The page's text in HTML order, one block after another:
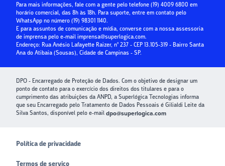
Crédito para Condomínios
Paybox
Para mais informações, fale com a gente pelo telefone (19) 4009 6800 em
horário comercial, das 8h às 18h. Para suporte, entre em contato pelo
WhatsApp no número (19) 98301 1140.
E para assuntos de comunicação e mídia, converse com a nossa assessoria
de imprensa pelo e-mail imprensa@superlogica.com.
Endereço: Rua Anésio Lafayette Raizer, nº 237 - CEP 13.105-319 - Bairro Santa
Ana do Atibaia (Sousas), Cidade de Campinas - SP.
DPO - Encarregado de Proteção de Dados. Com o objetivo de designar um
ponto de contato para o exercício dos direitos dos titulares e para o
cumprimento das atribuições da ANPD, a Superlógica Tecnologias informa
que seu Encarregado pelo Tratamento de Dados Pessoais é Gilialdi Leite da
Silva Santos, disponível pelo e-mail dpo@superlogica.com
Política de privacidade
Termos de serviço